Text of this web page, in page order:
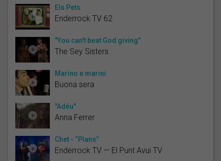
Els Pets
Enderrock TV 62
"You can't beat God giving"
The Sey Sisters
Marino e marini
Buona sera
"Adéu"
Anna Ferrer
Chet - “Plans”
Enderrock TV — El Punt Avui TV